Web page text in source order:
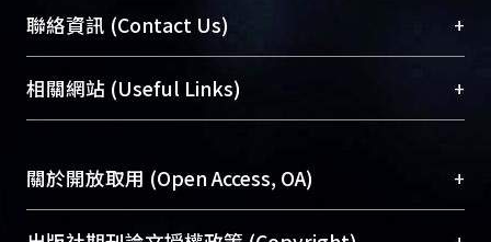
臺大位居世界頂尖大學之列，為永久珍藏及向國際
展現本校豐碩的研究成果及學術能量，圖書館整合
機構典藏（NTUR）與學術庫（AH）不同功能平
台，成為臺大學術典藏NTU scholars。期能整合研
成果。
To permanently archive and promote researcher
聯絡資訊 (Contact Us) +
總館學科館員(Main Library)
醫學圖書館學科館員(Medical Library)
Sciences Library)
相關網站 (Useful Links) +
關於開放取用 (Open Access, OA) +